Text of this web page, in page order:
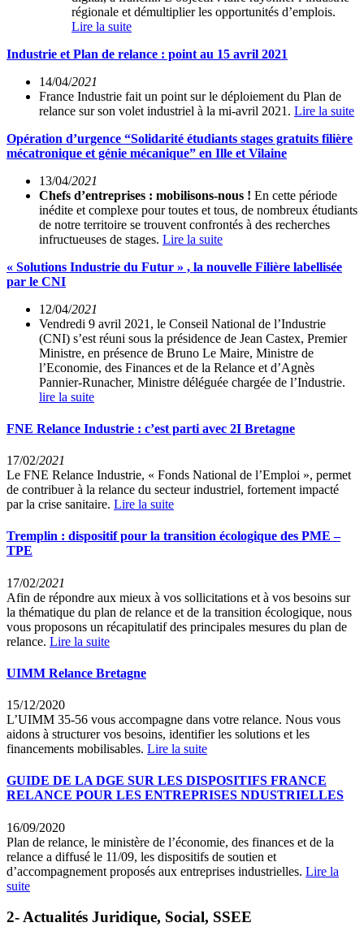
régionale et démultiplier les opportunités d’emplois.
Lire la suite
Industrie et Plan de relance : point au 15 avril 2021
14/04/2021
France Industrie fait un point sur le déploiement du Plan de
relance sur son volet industriel à la mi-avril 2021. Lire la suite
Opération d’urgence “Solidarité étudiants stages gratuits filière
mécatronique et génie mécanique” en Ille et Vilaine
13/04/2021
Chefs d’entreprises : mobilisons-nous ! En cette période
inédite et complexe pour toutes et tous, de nombreux étudiants
de notre territoire se trouvent confrontés à des recherches
infructueuses de stages. Lire la suite
« Solutions Industrie du Futur » , la nouvelle Filière labellisée
par le CNI
12/04/2021
Vendredi 9 avril 2021, le Conseil National de l’Industrie
(CNI) s’est réuni sous la présidence de Jean Castex, Premier
Ministre, en présence de Bruno Le Maire, Ministre de
l’Economie, des Finances et de la Relance et d’Agnès
Pannier-Runacher, Ministre déléguée chargée de l’Industrie.
lire la suite
FNE Relance Industrie : c’est parti avec 2I Bretagne
17/02/2021
Le FNE Relance Industrie, « Fonds National de l’Emploi », permet
de contribuer à la relance du secteur industriel, fortement impacté
par la crise sanitaire. Lire la suite
Tremplin : dispositif pour la transition écologique des PME –
TPE
17/02/2021
Afin de répondre aux mieux à vos sollicitations et à vos besoins sur
la thématique du plan de relance et de la transition écologique, nous
vous proposons un récapitulatif des principales mesures du plan de
relance. Lire la suite
UIMM Relance Bretagne
15/12/2020
L’UIMM 35-56 vous accompagne dans votre relance. Nous vous
aidons à structurer vos besoins, identifier les solutions et les
financements mobilisables. Lire la suite
GUIDE DE LA DGE SUR LES DISPOSITIFS FRANCE
RELANCE POUR LES ENTREPRISES NDUSTRIELLES
16/09/2020
Plan de relance, le ministère de l’économie, des finances et de la
relance a diffusé le 11/09, les dispositifs de soutien et
d’accompagnement proposés aux entreprises industrielles. Lire la
suite
2- Actualités Juridique, Social, SSEE